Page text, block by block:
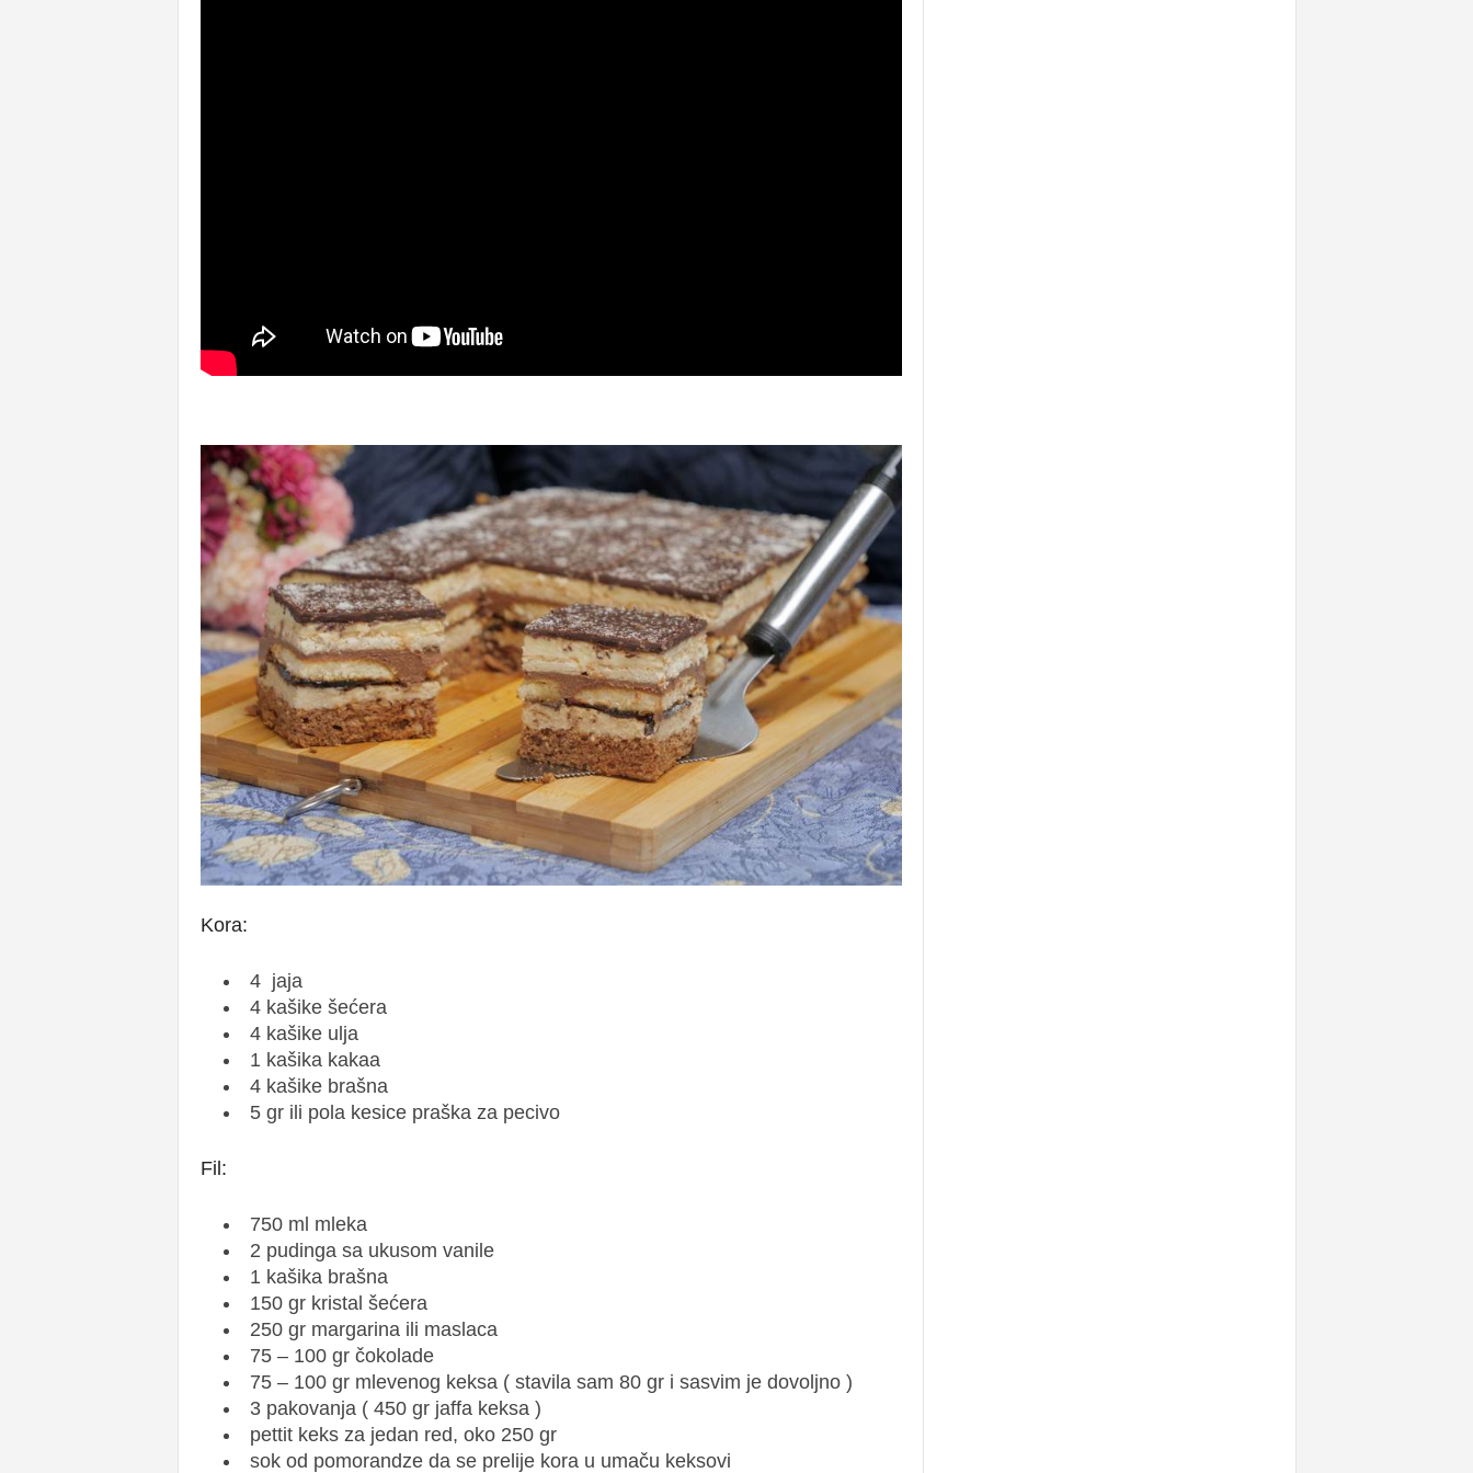
Kora:
4 jaja
4 kašike šećera
4 kašike ulja
1 kašika kakaa
4 kašike brašna
5 gr ili pola kesice praška za pecivo
Fil:
750 ml mleka
2 pudinga sa ukusom vanile
1 kašika brašna
150 gr kristal šećera
250 gr margarina ili maslaca
75 – 100 gr čokolade
75 – 100 gr mlevenog keksa ( stavila sam 80 gr i sasvim je dovoljno )
3 pakovanja ( 450 gr jaffa keksa )
pettit keks za jedan red, oko 250 gr
sok od pomorandze da se prelije kora u umaču keksovi